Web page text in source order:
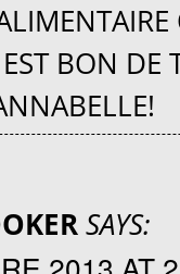
BON DE
SAYS: